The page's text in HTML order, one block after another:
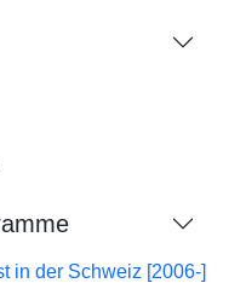
in der Schweiz [2006-]